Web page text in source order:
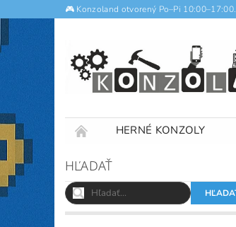
🎮 Konzoland otvorený Po–Pi 10:00–17:00.
HERNÉ KONZOLY
NOTEBOOKY
HĽADAŤ